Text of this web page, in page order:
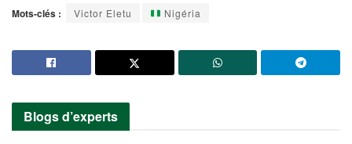
Mots-clés : Victor Eletu Nigéria
Blogs d’experts